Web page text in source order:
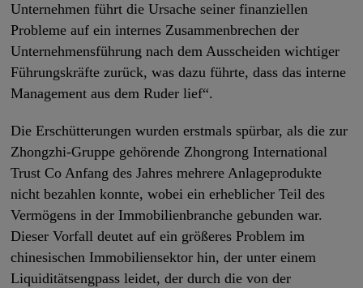
Unternehmen führt die Ursache seiner finanziellen
Probleme auf ein internes Zusammenbrechen der
Unternehmensführung nach dem Ausscheiden wichtiger
Führungskräfte zurück, was dazu führte, dass das interne
Management aus dem Ruder lief“.
Die Erschütterungen wurden erstmals spürbar, als die zur
Zhongzhi-Gruppe gehörende Zhongrong International
Trust Co Anfang des Jahres mehrere Anlageprodukte
nicht bezahlen konnte, wobei ein erheblicher Teil des
Vermögens in der Immobilienbranche gebunden war.
Dieser Vorfall deutet auf ein größeres Problem im
chinesischen Immobiliensektor hin, der unter einem
Liquiditätsengpass leidet, der durch die von der